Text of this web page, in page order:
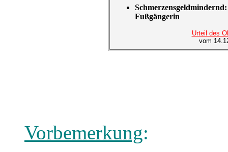
Fußgängerin
Urteil des
vom
Vorbemerkung: